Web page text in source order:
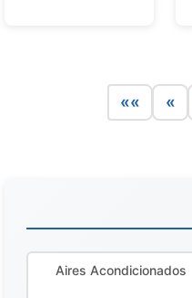
«« «
Aires Acondicionados